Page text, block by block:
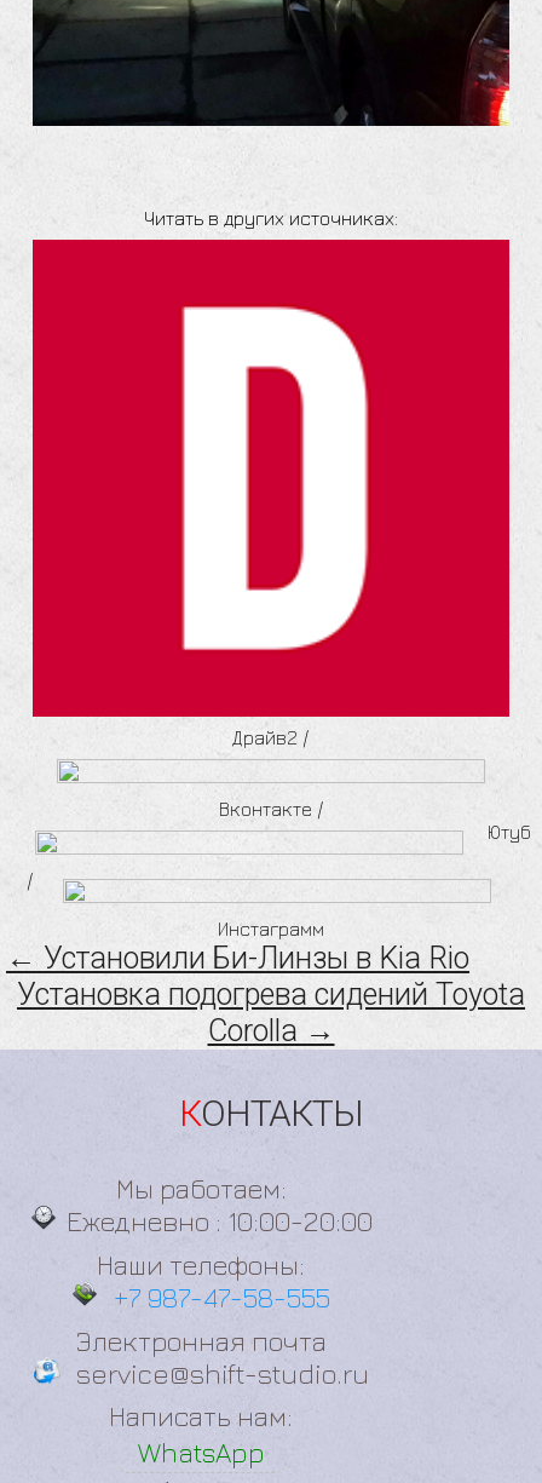
Читать в других источниках:
Драйв2 /
Вконтакте /
Ютуб
/
Инстаграмм
← Установили Би-Линзы в Kia Rio
Установка подогрева сидений Toyota
Corolla →
КОНТАКТЫ
Мы работаем:
Ежедневно : 10:00-20:00
Наши телефоны:
+7 987-47-58-555
Электронная почта
service@shift-studio.ru
Написать нам:
WhatsApp